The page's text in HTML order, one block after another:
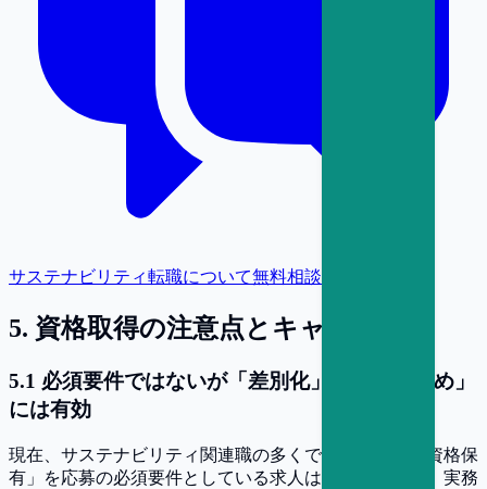
サステナビリティ転職について無料相談
5. 資格取得の注意点とキャリア戦略
5.1 必須要件ではないが「差別化」や「基礎固め」
には有効
現在、サステナビリティ関連職の多くでは、「特定の資格保
有」を応募の必須要件としている求人は比較的少なく、実務